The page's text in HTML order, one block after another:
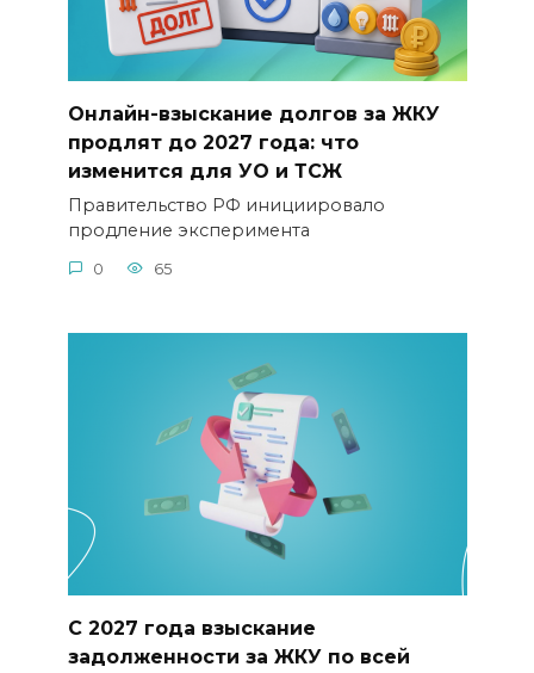
Онлайн-взыскание долгов за ЖКУ
продлят до 2027 года: что
изменится для УО и ТСЖ
Правительство РФ инициировало
продление эксперимента
0 65
С 2027 года взыскание
задолженности за ЖКУ по всей